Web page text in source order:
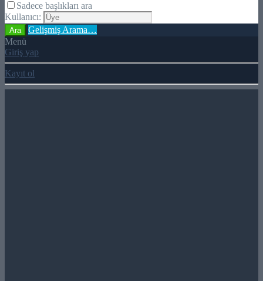
Sadece başlıkları ara
Kullanıcı:
Ara
Gelişmiş Arama…
Menü
Giriş yap
Kayıt ol